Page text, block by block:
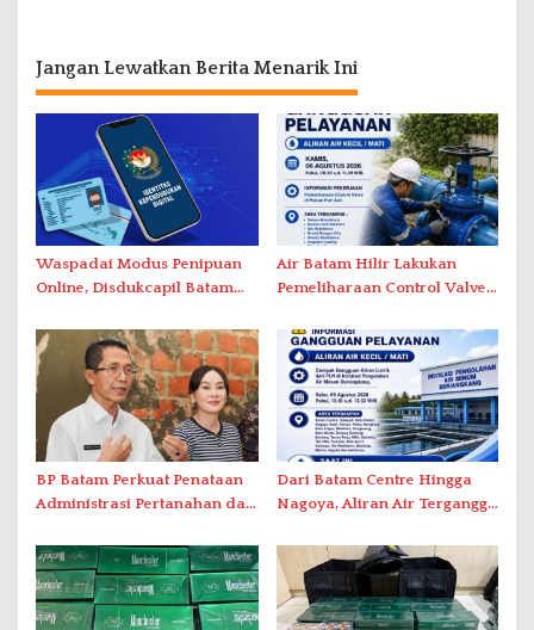
Jangan Lewatkan Berita Menarik Ini
Waspadai Modus Penipuan
Online, Disdukcapil Batam
Tatap Muka
Air Batam Hilir Lakukan
Pemeliharaan Control Valve,
BP Batam Perkuat Penataan
Administrasi Pertanahan dan
Dari Batam Centre Hingga
Nagoya, Aliran Air Terganggu
Duriangkang